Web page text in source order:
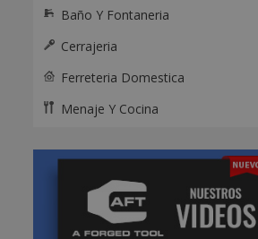
Baño Y Fontaneria
Cerrajeria
Ferreteria Domestica
Menaje Y Cocina